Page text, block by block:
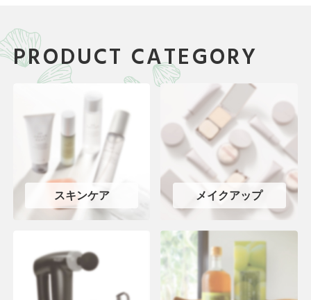
PRODUCT CATEGORY
スキンケア メイクアップ